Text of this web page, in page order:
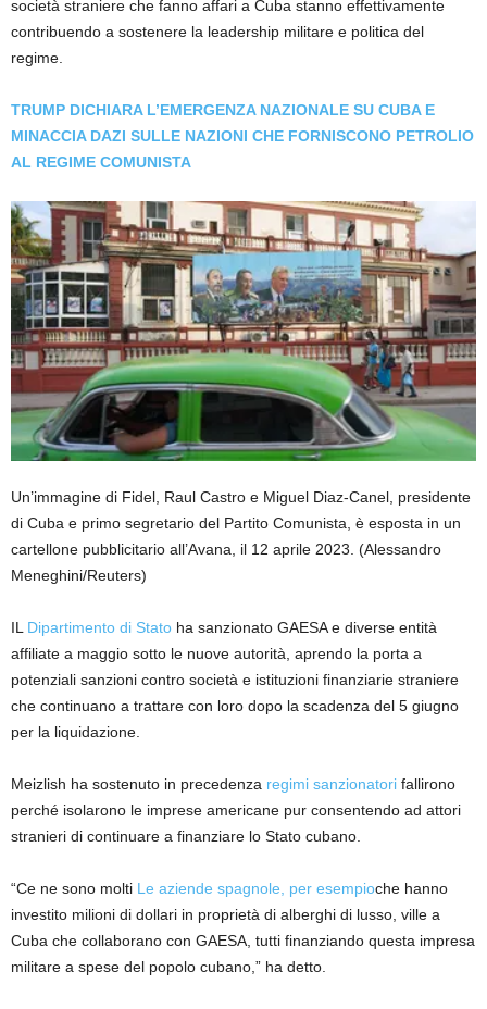
società straniere che fanno affari a Cuba stanno effettivamente
contribuendo a sostenere la leadership militare e politica del
regime.
TRUMP DICHIARA L’EMERGENZA NAZIONALE SU CUBA E
MINACCIA DAZI SULLE NAZIONI CHE FORNISCONO PETROLIO
AL REGIME COMUNISTA
Un’immagine di Fidel, Raul Castro e Miguel Diaz-Canel, presidente
di Cuba e primo segretario del Partito Comunista, è esposta in un
cartellone pubblicitario all’Avana, il 12 aprile 2023. (Alessandro
Meneghini/Reuters)
IL Dipartimento di Stato ha sanzionato GAESA e diverse entità
affiliate a maggio sotto le nuove autorità, aprendo la porta a
potenziali sanzioni contro società e istituzioni finanziarie straniere
che continuano a trattare con loro dopo la scadenza del 5 giugno
per la liquidazione.
Meizlish ha sostenuto in precedenza regimi sanzionatori fallirono
perché isolarono le imprese americane pur consentendo ad attori
stranieri di continuare a finanziare lo Stato cubano.
“Ce ne sono molti Le aziende spagnole, per esempioche hanno
investito milioni di dollari in proprietà di alberghi di lusso, ville a
Cuba che collaborano con GAESA, tutti finanziando questa impresa
militare a spese del popolo cubano,” ha detto.